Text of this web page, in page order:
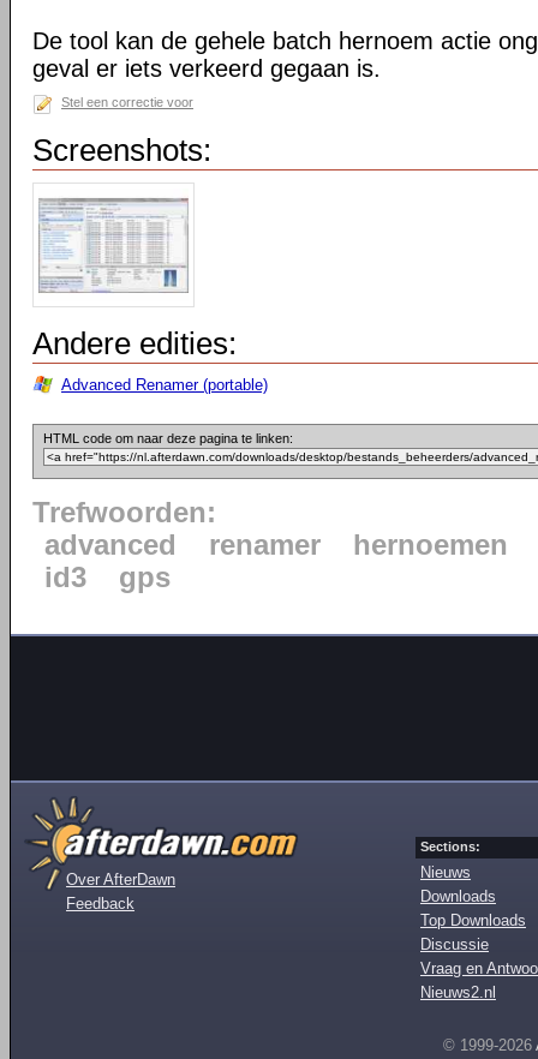
De tool kan de gehele batch hernoem actie
geval er iets verkeerd gegaan is.
Stel een correctie voor
Screenshots:
Andere edities:
Advanced Renamer (portable)
HTML code om naar deze pagina te linken:
Trefwoorden:
advanced
renamer
hernoemen
id3
gps
Over AfterDawn
Feedback
Sections:
Nieuws
Downloads
Top Downloads
Discussie
Vraag en
Nieuws2.nl
© 1999-2026